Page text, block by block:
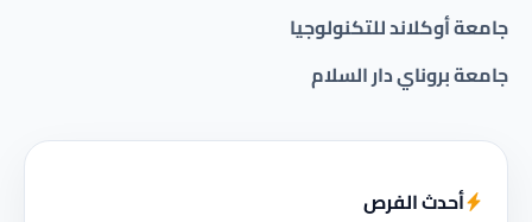
جامعة أوكلاند للتكنولوجيا
جامعة بروناي دار السلام
أحدث الفرص